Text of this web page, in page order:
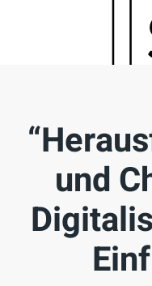
und